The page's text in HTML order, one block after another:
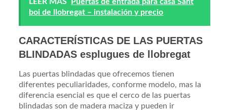
LEER MÁS
Puertas de entrada para casa Sant
boi de llobregat – instalación y precio
CARACTERÍSTICAS DE LAS PUERTAS
BLINDADAS esplugues de llobregat
Las puertas blindadas que ofrecemos tienen
diferentes peculiaridades, conforme modelo, mas la
diferencia esencial es que el cerco de las puertas
blindadas son de madera maciza y pueden ir